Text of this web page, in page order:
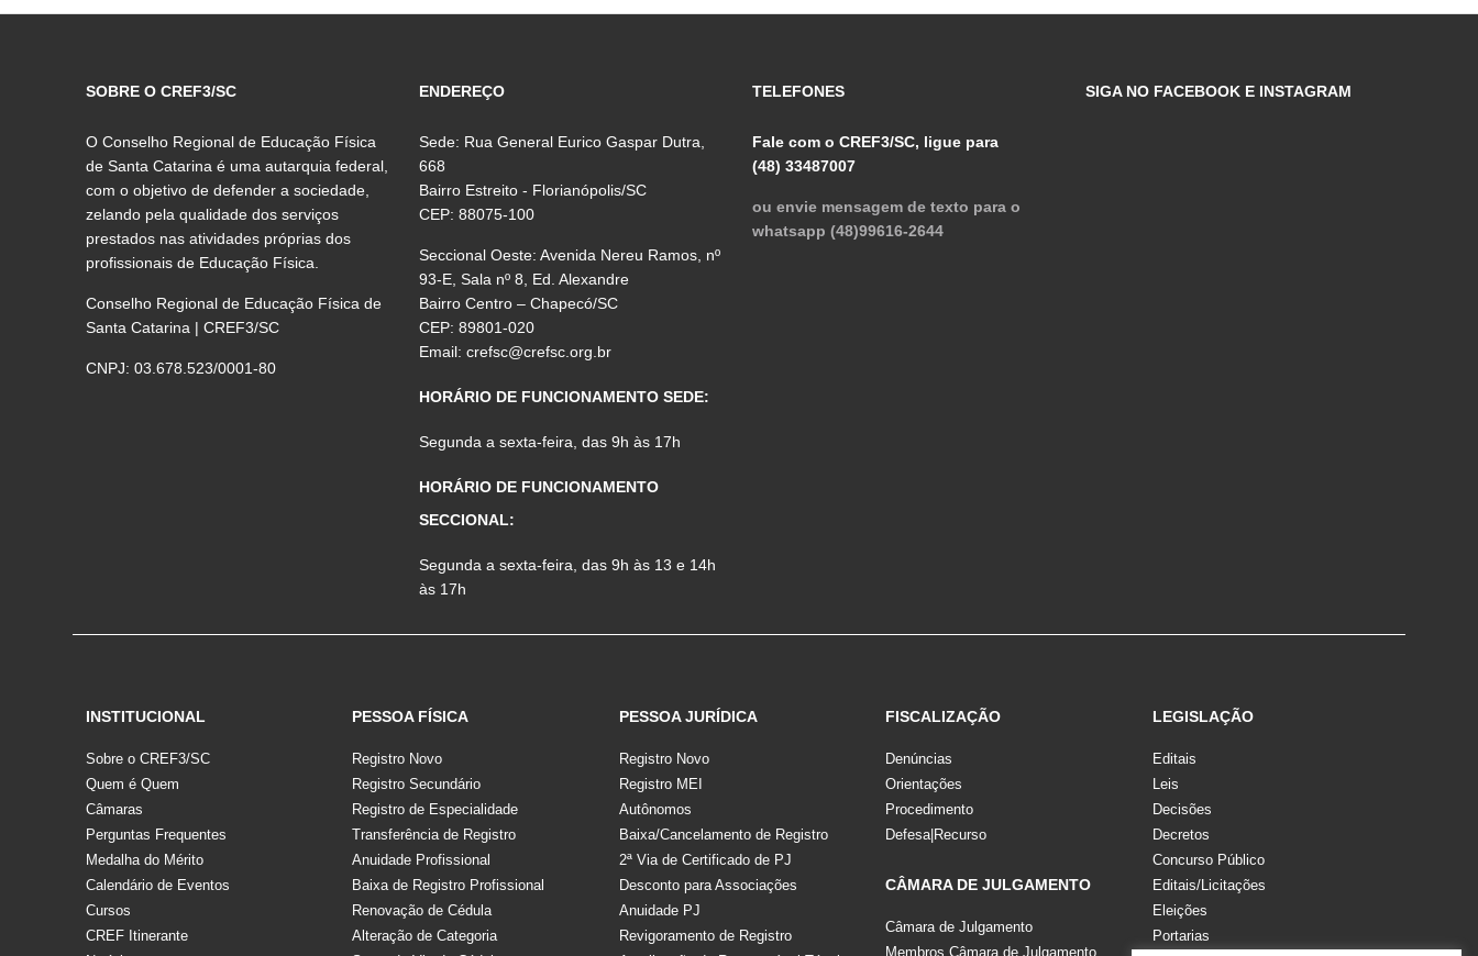
SOBRE O CREF3/SC
O Conselho Regional de Educação Física
de Santa Catarina é uma autarquia federal,
com o objetivo de defender a sociedade,
zelando pela qualidade dos serviços
prestados nas atividades próprias dos
profissionais de Educação Física.
Conselho Regional de Educação Física de
Santa Catarina | CREF3/SC
CNPJ: 03.678.523/0001-80
ENDEREÇO
Sede: Rua General Eurico Gaspar Dutra,
668
Bairro Estreito - Florianópolis/SC
CEP: 88075-100
Seccional Oeste: Avenida Nereu Ramos, nº
93-E, Sala nº 8, Ed. Alexandre
Bairro Centro – Chapecó/SC
CEP: 89801-020
Email:crefsc@crefsc.org.br
HORÁRIO DE FUNCIONAMENTO SEDE:
Segunda a sexta-feira, das 9h às 17h
HORÁRIO DE FUNCIONAMENTO
SECCIONAL:
Segunda a sexta-feira, das 9h às 13 e 14h
às 17h
TELEFONES
Fale com o CREF3/SC, ligue para
(48) 33487007
ou envie mensagem de texto para o
whatsapp (48)99616-2644
SIGA NO FACEBOOK E INSTAGRAM
INSTITUCIONAL
Sobre o CREF3/SC
Quem é Quem
Câmaras
Perguntas Frequentes
Medalha do Mérito
Calendário de Eventos
Cursos
CREF Itinerante
PESSOA FÍSICA
Registro Novo
Registro Secundário
Registro de Especialidade
Transferência de Registro
Anuidade Profissional
Baixa de Registro Profissional
Renovação de Cédula
Alteração de Categoria
PESSOA JURÍDICA
Registro Novo
Registro MEI
Autônomos
Baixa/Cancelamento de Registro
2ª Via de Certificado de PJ
Desconto para Associações
Anuidade PJ
Revigoramento de Registro
FISCALIZAÇÃO
Denúncias
Orientações
Procedimento
Defesa|Recurso
CÂMARA DE JULGAMENTO
Câmara de Julgamento
Membros Câmara de Julgamento
LEGISLAÇÃO
Editais
Leis
Decisões
Decretos
Concurso Público
Editais/Licitações
Eleições
Portarias